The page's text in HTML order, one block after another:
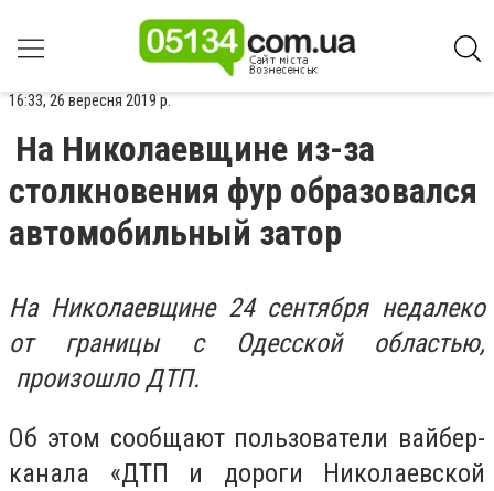
16:33, 26 вересня 2019 р.
На Николаевщине из-за
столкновения фур образовался
автомобильный затор
На Николаевщине 24 сентября недалеко
от границы с Одесской областью,
произошло ДТП.
Об этом сообщают пользователи вайбер-
канала «ДТП и дороги Николаевской